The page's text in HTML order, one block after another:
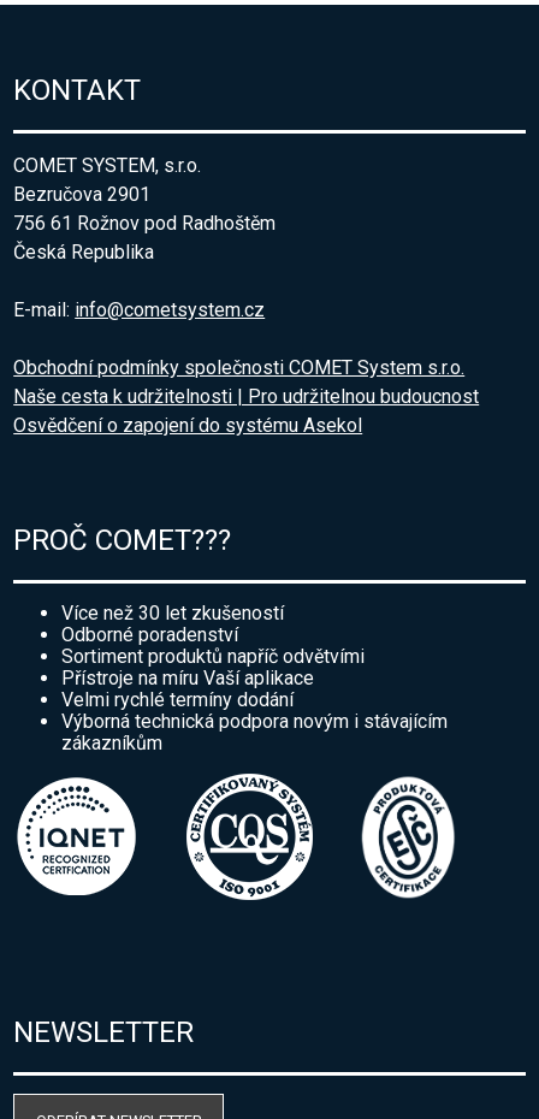
KONTAKT
COMET SYSTEM, s.r.o.
Bezručova 2901
756 61 Rožnov pod Radhoštěm
Česká Republika
E-mail: info@cometsystem.cz
Obchodní podmínky společnosti COMET System s.r.o.
Naše cesta k udržitelnosti | Pro udržitelnou budoucnost
Osvědčení o zapojení do systému Asekol
PROČ COMET???
Více než 30 let zkušeností
Odborné poradenství
Sortiment produktů napříč odvětvími
Přístroje na míru Vaší aplikace
Velmi rychlé termíny dodání
Výborná technická podpora novým i stávajícím
zákazníkům
NEWSLETTER